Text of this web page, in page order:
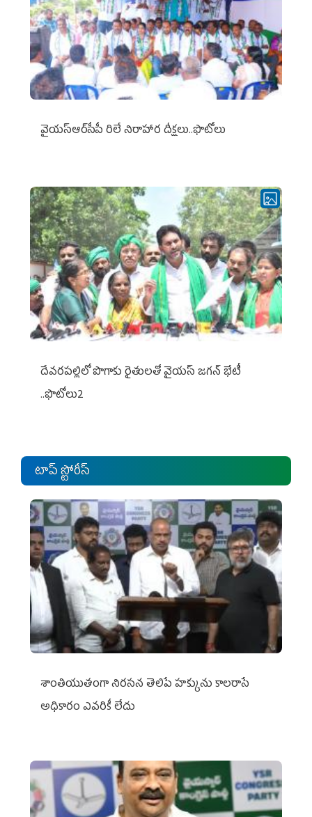
వైయ‌స్ఆర్‌సీపీ రిలే నిరాహార దీక్షలు..ఫొటోలు
దేవరపల్లిలో పొగాకు రైతులతో వైయస్ జగన్ భేటీ
..ఫొటోలు2
టాప్ స్టోరీస్
శాంతియుతంగా నిరసన తెలిపే హక్కును కాలరాసే
అధికారం ఎవరికీ లేదు